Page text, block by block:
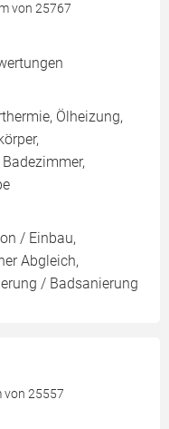
von 25767
Ölheizung,
/ Einbau,
Abgleich,
/ Badsanierung
von 25557